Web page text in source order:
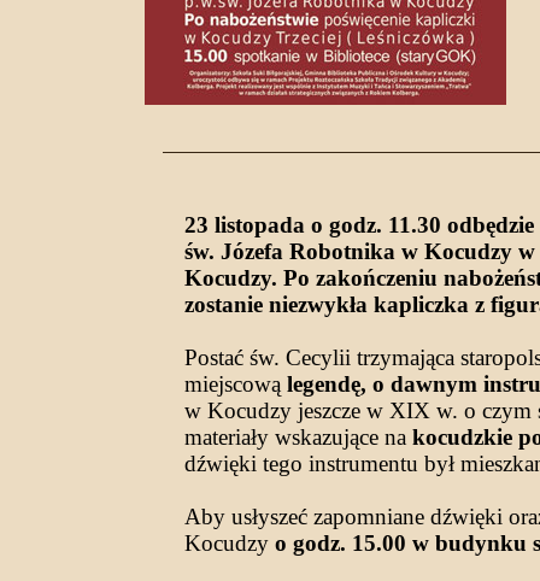
23 listopada o godz. 11.30
św. Józefa Robotnika w Kocudzy
Kocudzy. Po zakończeniu
zostanie niezwykła kapliczka z
Postać św. Cecylii trzymająca
miejscową legendę, o dawnym
w Kocudzy jeszcze w XIX w. o czym
materiały wskazujące na kocudzkie
dźwięki tego instrumentu był
Aby usłyszeć zapomniane dźwięki
Kocudzy o godz. 15.00 w budynku